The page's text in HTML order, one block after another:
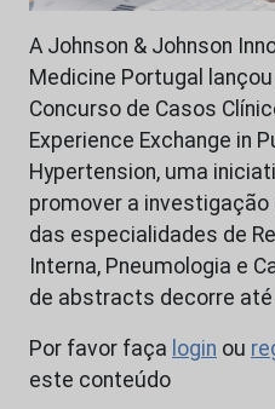
A Johnson & Johnson
Medicine Portugal
Concurso de Casos
Experience Exchange in
Hypertension, uma
promover a
das especialidades de
Interna, Pneumologia e
de abstracts decorre até
Por favor faça login ou
este conteúdo